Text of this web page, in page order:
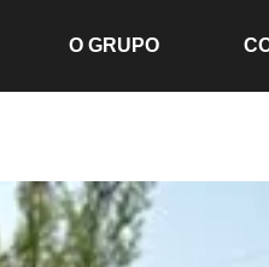
O GRUPO